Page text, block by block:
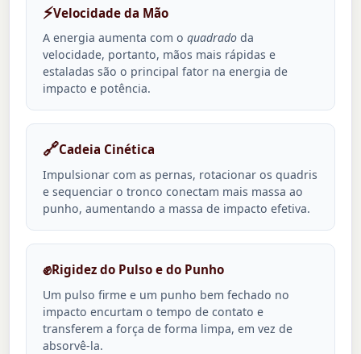
⚡Velocidade da Mão
A energia aumenta com oquadrado da
velocidade, portanto, mãos mais rápidas e
estaladas são o principal fator na energia de
impacto e potência.
🔗Cadeia Cinética
Impulsionar com as pernas, rotacionar os quadris
e sequenciar o tronco conectam mais massa ao
punho, aumentando a massa de impacto efetiva.
✊Rigidez do Pulso e do Punho
Um pulso firme e um punho bem fechado no
impacto encurtam o tempo de contato e
transferem a força de forma limpa, em vez de
absorvê-la.